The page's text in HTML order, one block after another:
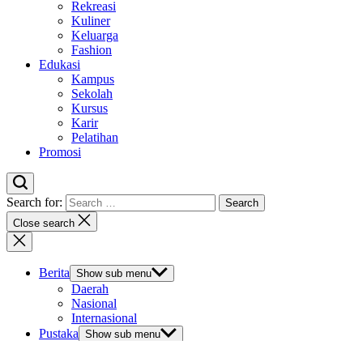
Rekreasi
Kuliner
Keluarga
Fashion
Edukasi
Kampus
Sekolah
Kursus
Karir
Pelatihan
Promosi
Search for:
Close search
Berita Show sub menu
Daerah
Nasional
Internasional
Pustaka Show sub menu